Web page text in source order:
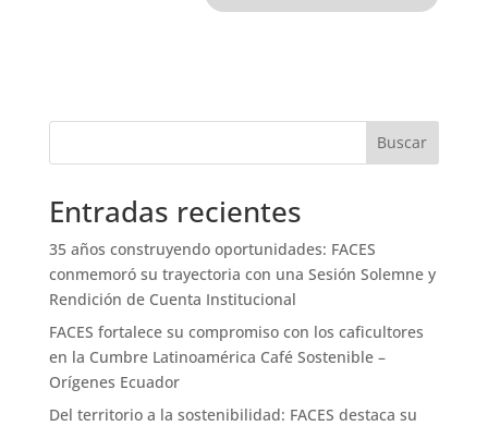
Buscar
Entradas recientes
35 años construyendo oportunidades: FACES
conmemoró su trayectoria con una Sesión Solemne y
Rendición de Cuenta Institucional
FACES fortalece su compromiso con los caficultores
en la Cumbre Latinoamérica Café Sostenible –
Orígenes Ecuador
Del territorio a la sostenibilidad: FACES destaca su